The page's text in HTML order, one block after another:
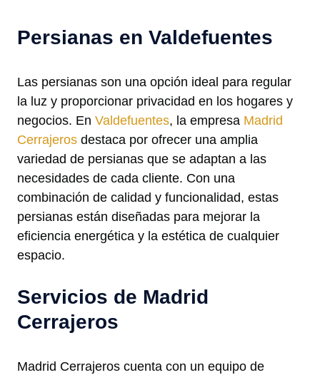
Persianas en Valdefuentes
Las persianas son una opción ideal para regular
la luz y proporcionar privacidad en los hogares y
negocios. En Valdefuentes, la empresa Madrid
Cerrajeros destaca por ofrecer una amplia
variedad de persianas que se adaptan a las
necesidades de cada cliente. Con una
combinación de calidad y funcionalidad, estas
persianas están diseñadas para mejorar la
eficiencia energética y la estética de cualquier
espacio.
Servicios de Madrid
Cerrajeros
Madrid Cerrajeros cuenta con un equipo de